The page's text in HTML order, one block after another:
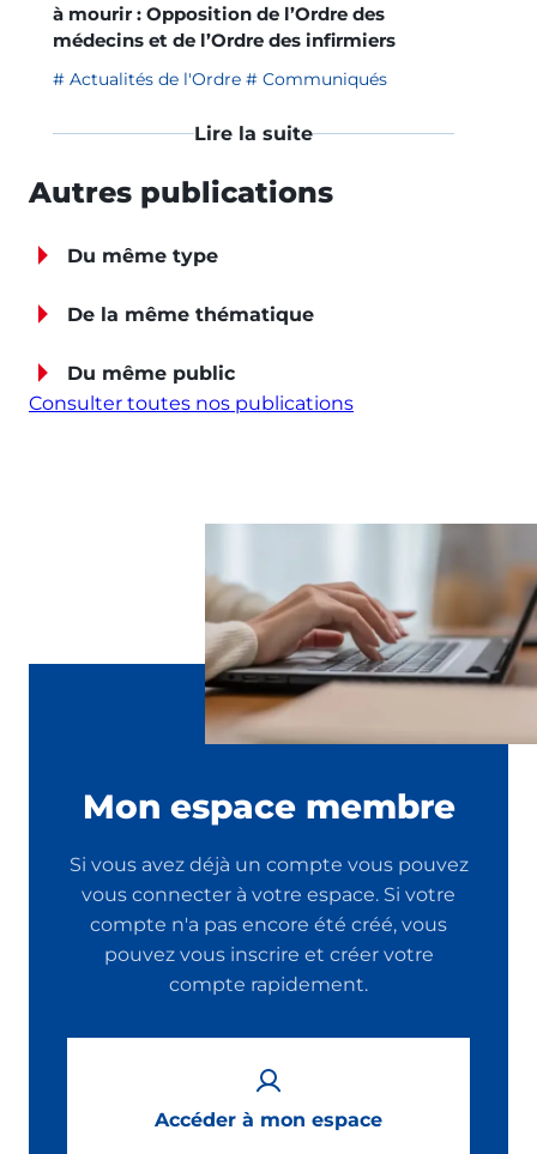
à mourir : Opposition de l’Ordre des
médecins et de l’Ordre des infirmiers
Actualités de l'Ordre Communiqués
Lire la suite
Autres publications
Du même type
De la même thématique
Du même public
Consulter toutes nos publications
Mon espace membre
Si vous avez déjà un compte vous pouvez
vous connecter à votre espace. Si votre
compte n'a pas encore été créé, vous
pouvez vous inscrire et créer votre
compte rapidement.
Accéder à mon espace